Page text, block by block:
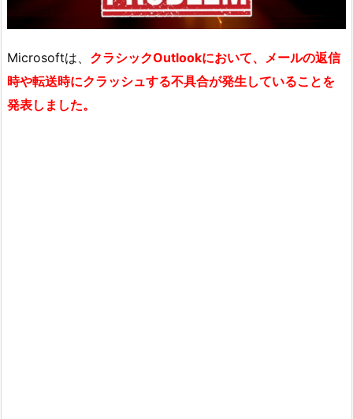
Microsoftは、 クラシックOutlookにおいて、メールの返信
時や転送時にクラッシュする不具合が発生していることを
発表しました。